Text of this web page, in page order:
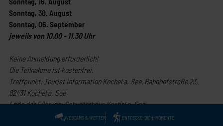
Sonntag, 30. August
Sonntag, 06. September
jeweils von 10.00 - 11.30 Uhr
Keine Anmeldung erforderlich!
Die Teilnahme ist kostenfrei.
Treffpunkt: Tourist Information Kochel a. See, Bahnhofstraße 23,
82431 Kochel a. See
Ende der Führung: Schusterhaus Kochel a. See
WEBCAMS & WETTER ENTDECKE-DICH-MOMENTE